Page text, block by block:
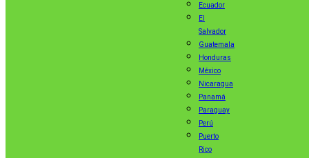
Ecuador
El
Salvador
Guatemala
Honduras
México
Nicaragua
Panamá
Paraguay
Perú
Puerto
Rico